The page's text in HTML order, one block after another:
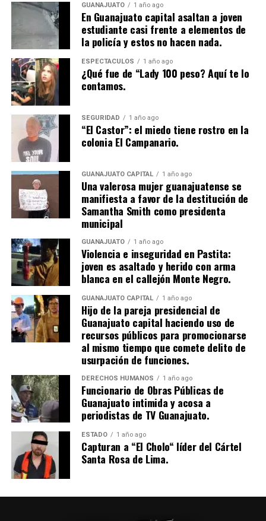
GUANAJUATO 1 año ago
En Guanajuato capital asaltan a joven
estudiante casi frente a elementos de
la policía y estos no hacen nada.
ESPECTÁCULOS 1 año ago
¿Qué fue de “Lady 100 peso? Aquí te lo
contamos.
SEGURIDAD 1 año ago
“El Castor”: el miedo tiene rostro en la
colonia El Campanario.
GUANAJUATO CAPITAL 1 año ago
Una valerosa mujer guanajuatense se
manifiesta a favor de la destitución de
Samantha Smith como presidenta
municipal
GUANAJUATO 1 año ago
Violencia e inseguridad en Pastita:
joven es asaltado y herido con arma
blanca en el callejón Monte Negro.
GUANAJUATO CAPITAL 1 año ago
Hijo de la pareja presidencial de
Guanajuato capital haciendo uso de
recursos públicos para promocionarse
al mismo tiempo que comete delito de
usurpación de funciones.
DERECHOS HUMANOS 1 año ago
Funcionario de Obras Públicas de
Guanajuato intimida y acosa a
periodistas de TV Guanajuato.
ESTADO 1 año ago
Capturan a “El Cholo“ líder del Cártel
Santa Rosa de Lima.